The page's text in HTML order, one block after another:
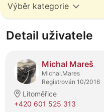
Výběr kategorie
Detail uživatele
Michal Mareš
Michal.Mares
Registrován 10/2016
Litoměřice
+420 601 525 313